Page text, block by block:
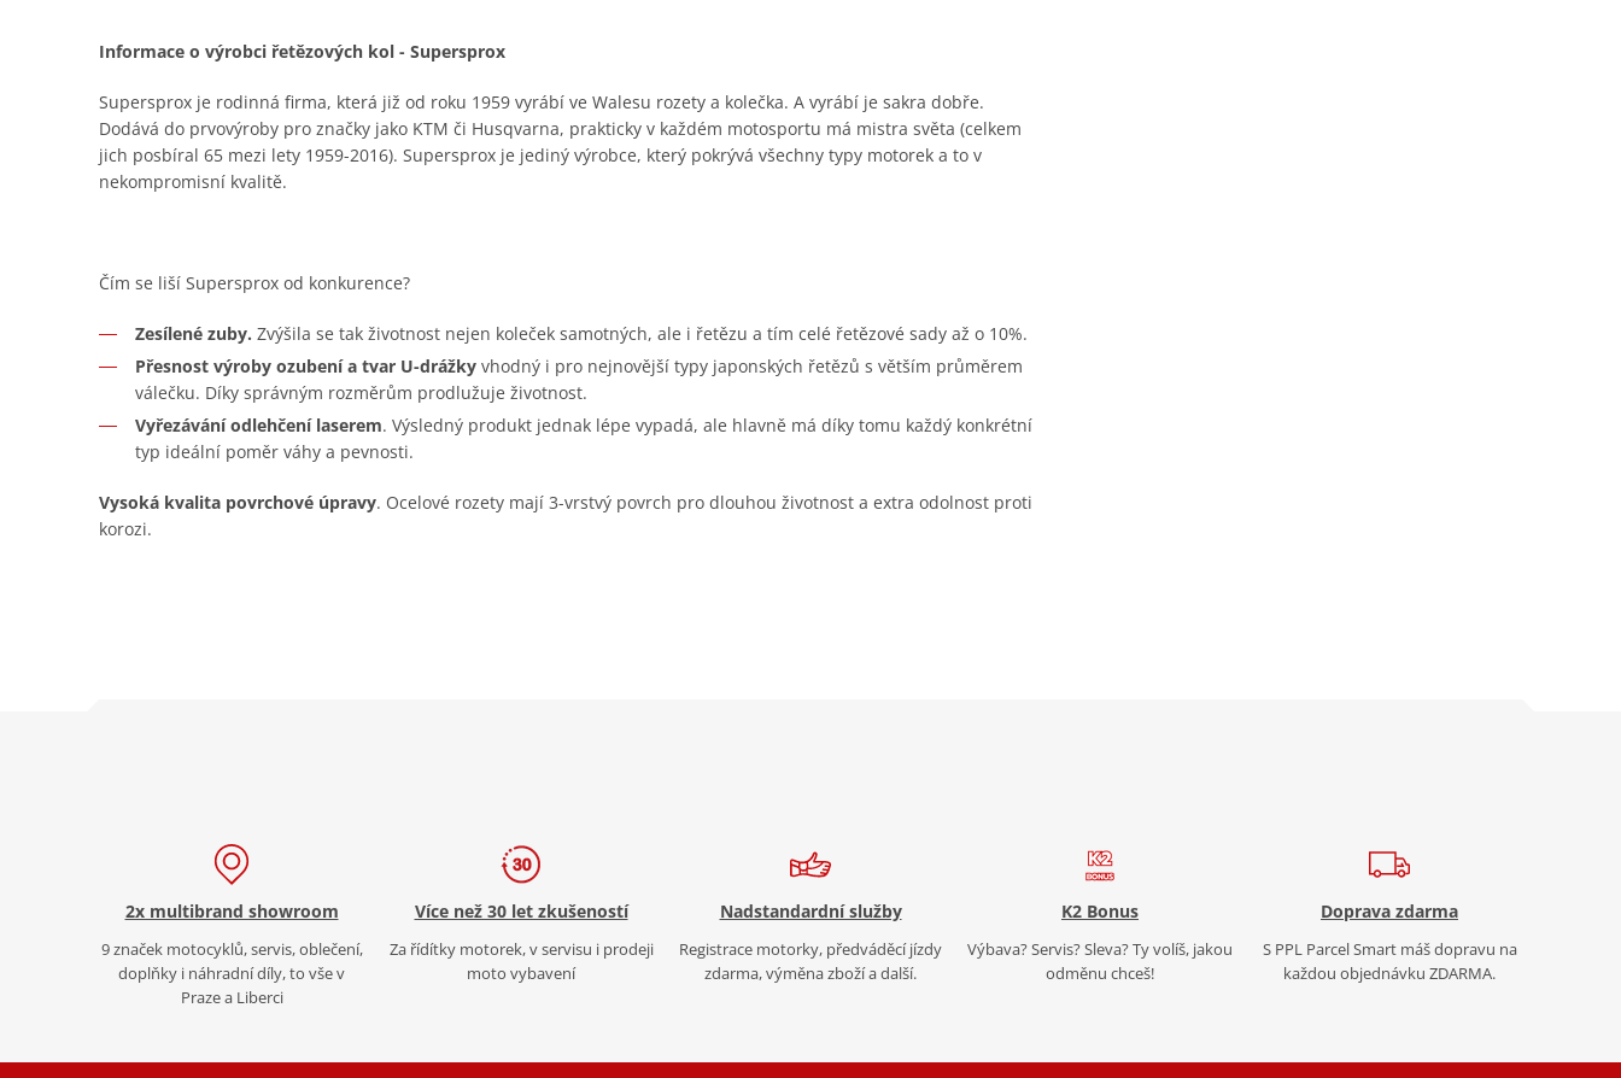
Informace o výrobci řetězových kol - Supersprox
Supersprox je rodinná firma, která již od roku 1959 vyrábí ve Walesu rozety a kolečka. A vyrábí je sakra dobře.
Dodává do prvovýroby pro značky jako KTM či Husqvarna, prakticky v každém motosportu má mistra světa (celkem
jich posbíral 65 mezi lety 1959-2016). Supersprox je jediný výrobce, který pokrývá všechny typy motorek a to v
nekompromisní kvalitě.
Čím se liší Supersprox od konkurence?
Zesílené zuby. Zvýšila se tak životnost nejen koleček samotných, ale i řetězu a tím celé řetězové sady až o 10%.
Přesnost výroby ozubení a tvar U-drážky vhodný i pro nejnovější typy japonských řetězů s větším průměrem
válečku. Díky správným rozměrům prodlužuje životnost.
Vyřezávání odlehčení laserem. Výsledný produkt jednak lépe vypadá, ale hlavně má díky tomu každý konkrétní
typ ideální poměr váhy a pevnosti.
Vysoká kvalita povrchové úpravy. Ocelové rozety mají 3-vrstvý povrch pro dlouhou životnost a extra odolnost proti
korozi.
2x multibrand showroom
9 značek motocyklů, servis, oblečení,
doplňky i náhradní díly, to vše v
Praze a Liberci
Více než 30 let zkušeností
Za řídítky motorek, v servisu i prodeji
moto vybavení
Nadstandardní služby
Registrace motorky, předváděcí jízdy
zdarma, výměna zboží a další.
K2 Bonus
Výbava? Servis? Sleva? Ty volíš, jakou
odměnu chceš!
Doprava zdarma
S PPL Parcel Smart máš dopravu na
každou objednávku ZDARMA.